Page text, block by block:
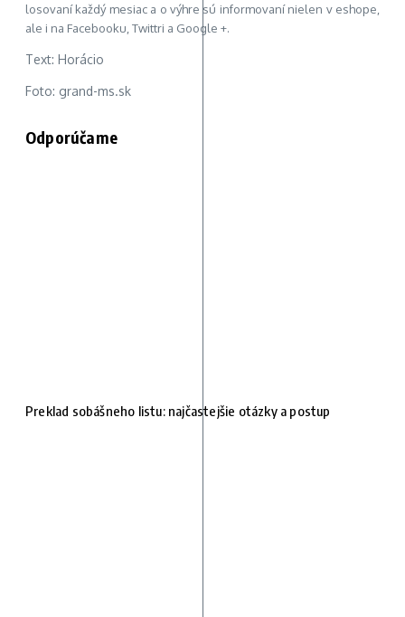
losovaní každý mesiac a o výhre sú informovaní nielen v eshope,
ale i na Facebooku, Twittri a Google +.
Text: Horácio
Foto: grand-ms.sk
Odporúčame
Preklad sobášneho listu: najčastejšie otázky a postup